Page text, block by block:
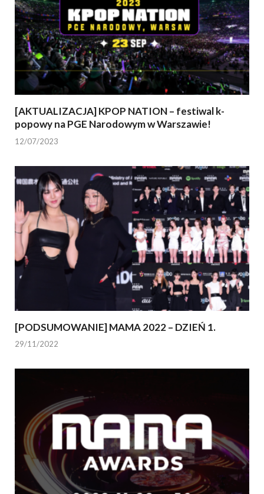
[AKTUALIZACJA] KPOP NATION – festiwal k-
popowy na PGE Narodowym w Warszawie!
12/07/2023
[PODSUMOWANIE] MAMA 2022 – DZIEŃ 1.
29/11/2022